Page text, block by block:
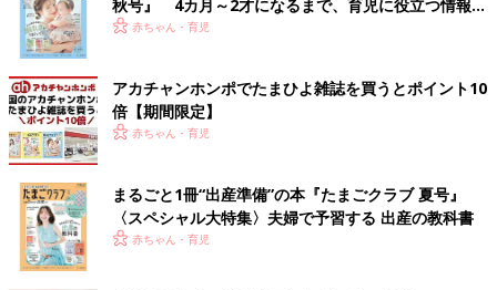
秋号』 4カ月～2才になるまで、育児に役立つ情報が
いっぱい！
赤ちゃん・育児
アカチャンホンポでたまひよ雑誌を買うとポイント10
倍【期間限定】
赤ちゃん・育児
まるごと1冊“出産準備”の本『たまごクラブ 夏号』
〈スペシャル大特集〉夫婦で予習する 出産の教科書
赤ちゃん・育児